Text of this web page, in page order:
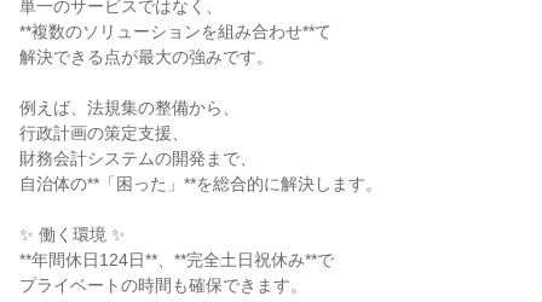
単一のサービスではなく、
**複数のソリューションを組み合わせ**て
解決できる点が最大の強みです。
例えば、法規集の整備から、
行政計画の策定支援、
財務会計システムの開発まで、
自治体の**「困った」**を総合的に解決します。
✨ 働く環境 ✨
**年間休日124日**、**完全土日祝休み**で
プライベートの時間も確保できます。